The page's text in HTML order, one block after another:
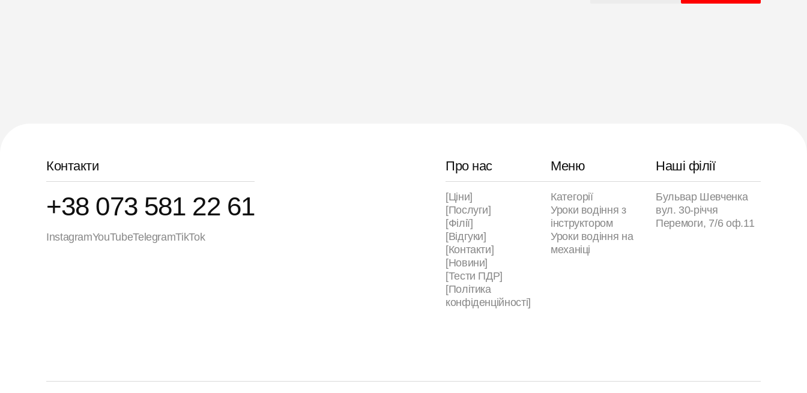
Контакти
+38 073 581 22 61
InstagramYouTubeTelegramTikTok
Про нас
[Ціни]
[Послуги]
[Філії]
[Відгуки]
[Контакти]
[Новини]
[Тести ПДР]
[Політика
конфіденційності]
Меню
Категорії
Уроки водіння з
інструктором
Уроки водіння на
механіці
Наші філії
Бульвар Шевченка
вул. 30-річчя
Перемоги, 7/6 оф.11